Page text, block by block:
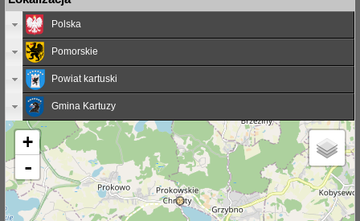
Polska
Pomorskie
Powiat kartuski
Gmina Kartuzy
+
-